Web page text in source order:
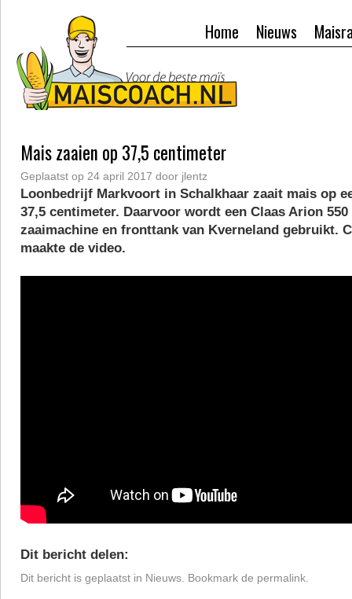
Nieuws
Home
Mais zaaien op 37,5 centimeter
Geplaatst op 24 april 2017 door jlentz
Loonbedrijf Markvoort in Schalkhaar zaait mais op
37,5 centimeter. Daarvoor wordt een Claas Arion 550
zaaimachine en fronttank van Kverneland gebruikt.
maakte de video.
Dit bericht delen:
Dit bericht is geplaatst in Nieuws . Bookmark de permalink